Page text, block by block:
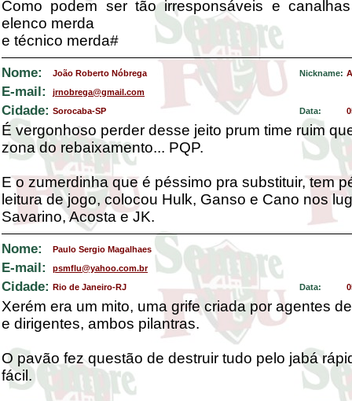
Como podem ser tão irresponsáveis e
elenco merda
e técnico merda#
Nome: João Roberto Nóbrega Nickname:
E-mail: jrnobrega@gmail.com
Cidade: Sorocaba-SP Data:
É vergonhoso perder desse jeito prum time ruim
zona do rebaixamento... PQP.
E o zumerdinha que é péssimo pra substituir, tem
leitura de jogo, colocou Hulk, Ganso e Cano nos
Savarino, Acosta e JK.
Nome: Paulo Sergio Magalhaes
E-mail: psmflu@yahoo.com.br
Cidade: Rio de Janeiro-RJ Data:
Xerém era um mito, uma grife criada por agentes
e dirigentes, ambos pilantras.
O pavão fez questão de destruir tudo pelo jabá
fácil.